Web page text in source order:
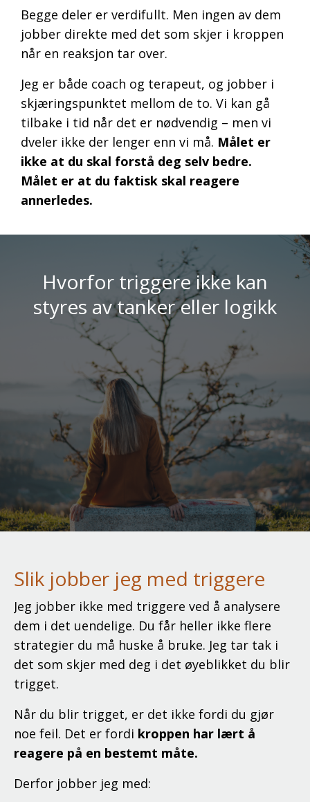
Begge deler er verdifullt. Men ingen av dem
jobber direkte med det som skjer i kroppen
når en reaksjon tar over.
Jeg er både coach og terapeut, og jobber i
skjæringspunktet mellom de to. Vi kan gå
tilbake i tid når det er nødvendig – men vi
dveler ikke der lenger enn vi må. Målet er
ikke at du skal forstå deg selv bedre.
Målet er at du faktisk skal reagere
annerledes.
Hvorfor triggere ikke kan
styres av tanker eller logikk
Slik jobber jeg med triggere
Jeg jobber ikke med triggere ved å analysere
dem i det uendelige. Du får heller ikke flere
strategier du må huske å bruke. Jeg tar tak i
det som skjer med deg i det øyeblikket du blir
trigget.
Når du blir trigget, er det ikke fordi du gjør
noe feil. Det er fordi kroppen har lært å
reagere på en bestemt måte.
Derfor jobber jeg med: